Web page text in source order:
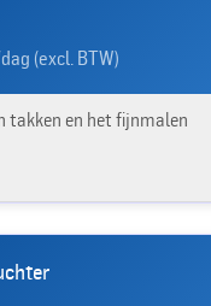
(excl. BTW)
takken en het fijnmalen